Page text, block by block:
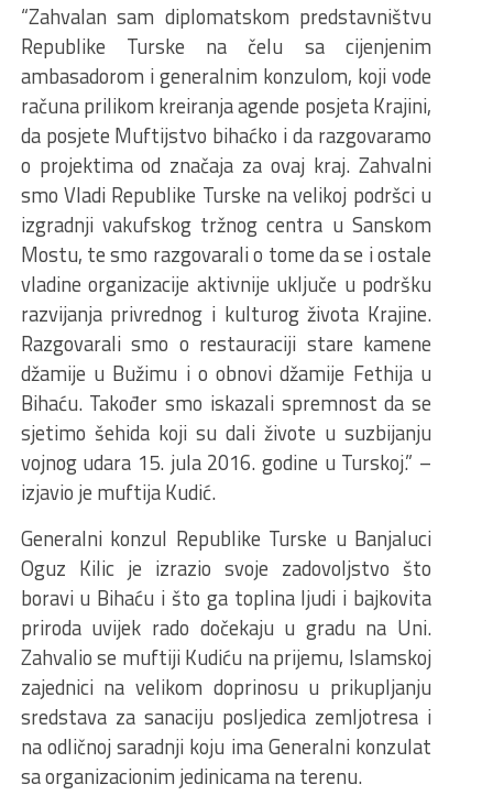
“Zahvalan sam diplomatskom predstavništvu
Republike Turske na čelu sa cijenjenim
ambasadorom i generalnim konzulom, koji vode
računa prilikom kreiranja agende posjeta Krajini,
da posjete Muftijstvo bihaćko i da razgovaramo
o projektima od značaja za ovaj kraj. Zahvalni
smo Vladi Republike Turske na velikoj podršci u
izgradnji vakufskog tržnog centra u Sanskom
Mostu, te smo razgovarali o tome da se i ostale
vladine organizacije aktivnije uključe u podršku
razvijanja privrednog i kulturog života Krajine.
Razgovarali smo o restauraciji stare kamene
džamije u Bužimu i o obnovi džamije Fethija u
Bihaću. Također smo iskazali spremnost da se
sjetimo šehida koji su dali živote u suzbijanju
vojnog udara 15. jula 2016. godine u Turskoj.” –
izjavio je muftija Kudić.
Generalni konzul Republike Turske u Banjaluci
Oguz Kilic je izrazio svoje zadovoljstvo što
boravi u Bihaću i što ga toplina ljudi i bajkovita
priroda uvijek rado dočekaju u gradu na Uni.
Zahvalio se muftiji Kudiću na prijemu, Islamskoj
zajednici na velikom doprinosu u prikupljanju
sredstava za sanaciju posljedica zemljotresa i
na odličnoj saradnji koju ima Generalni konzulat
sa organizacionim jedinicama na terenu.